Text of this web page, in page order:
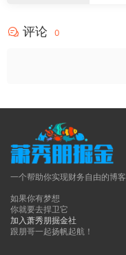
评论 0
一个帮助你实现财务自由的博客
如果你有梦想
你就要去捍卫它
加入萧秀朋掘金社
跟朋哥一起扬帆起航！